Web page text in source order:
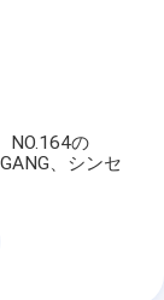
NO.164の
、シンセ